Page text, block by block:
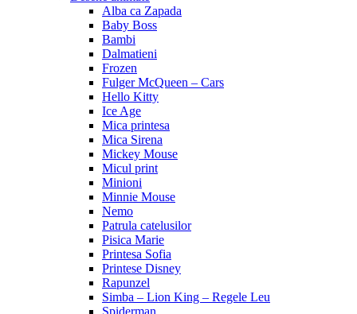
Alba ca Zapada
Baby Boss
Bambi
Dalmatieni
Frozen
Fulger McQueen – Cars
Hello Kitty
Ice Age
Mica printesa
Mica Sirena
Mickey Mouse
Micul print
Minioni
Minnie Mouse
Nemo
Patrula catelusilor
Pisica Marie
Printesa Sofia
Printese Disney
Rapunzel
Simba – Lion King – Regele Leu
Spiderman